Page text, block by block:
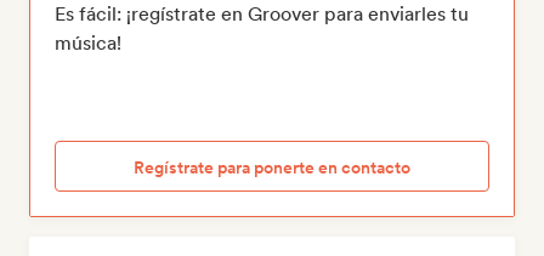
Es fácil: ¡regístrate en Groover para enviarles tu
música!
Regístrate para ponerte en contacto